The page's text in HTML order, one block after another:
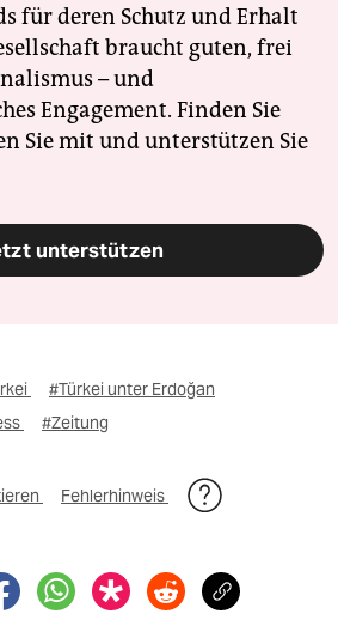
für deren Schutz und Erhalt
braucht guten, frei
– und
Engagement. Finden Sie
Sie mit und unterstützen Sie
unterstützen
#Türkei unter Erdoğan
#Zeitung
Fehlerhinweis